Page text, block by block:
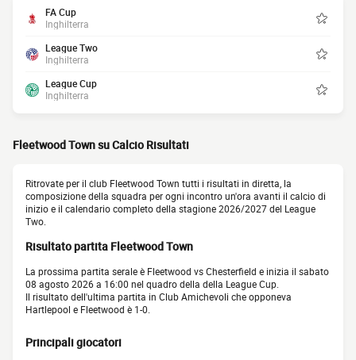
FA Cup
Inghilterra
League Two
Inghilterra
League Cup
Inghilterra
Fleetwood Town su Calcio Risultati
Ritrovate per il club Fleetwood Town tutti i risultati in diretta, la
composizione della squadra per ogni incontro un'ora avanti il calcio di
inizio e il calendario completo della stagione 2026/2027 del League
Two.
Risultato partita Fleetwood Town
La prossima partita serale è Fleetwood vs Chesterfield e inizia il sabato
08 agosto 2026 a 16:00 nel quadro della della League Cup.
Il risultato dell'ultima partita in Club Amichevoli che opponeva
Hartlepool e Fleetwood è 1-0.
Principali giocatori